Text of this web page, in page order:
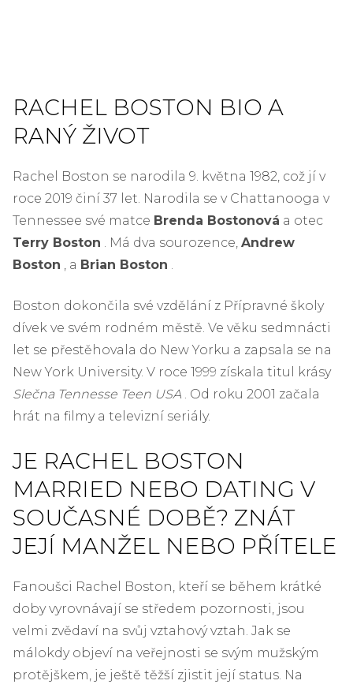
RACHEL BOSTON BIO A
RANÝ ŽIVOT
Rachel Boston se narodila 9. května 1982, což jí v
roce 2019 činí 37 let. Narodila se v Chattanooga v
Tennessee své matce Brenda Bostonová a otec
Terry Boston . Má dva sourozence, Andrew
Boston , a Brian Boston
Boston dokončila své vzdělání z Přípravné školy
dívek ve svém rodném městě. Ve věku sedmnácti
let se přestěhovala do New Yorku a zapsala se na
New York University. V roce 1999 získala titul krásy
Slečna Tennesse Teen USA . Od roku 2001 začala
hrát na filmy a televizní seriály.
JE RACHEL BOSTON
MARRIED NEBO DATING V
SOUČASNÉ DOBĚ? ZNÁT
JEJÍ MANŽEL NEBO PŘÍTELE
Fanoušci Rachel Boston, kteří se během krátké
doby vyrovnávají se středem pozornosti, jsou
velmi zvědaví na svůj vztahový vztah. Jak se
málokdy objeví na veřejnosti se svým mužským
protějškem, je ještě těžší zjistit její status. Na